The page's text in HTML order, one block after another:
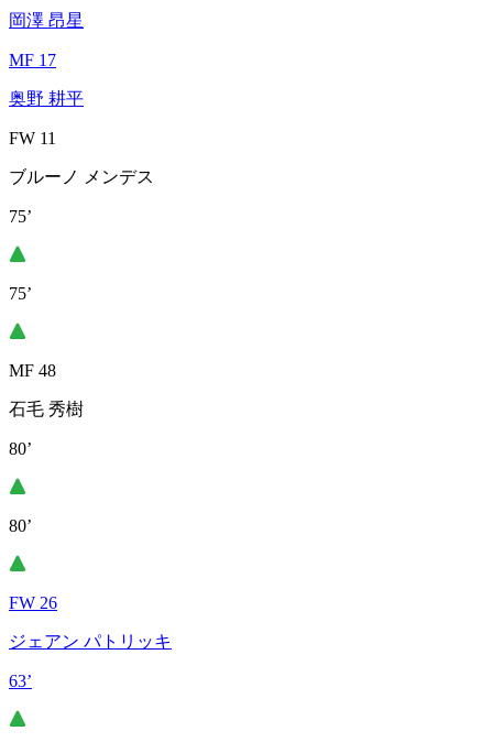
岡澤 昂星
MF 17
奥野 耕平
FW 11
ブルーノ メンデス
75’
75’
MF 48
石毛 秀樹
80’
80’
FW 26
ジェアン パトリッキ
63’